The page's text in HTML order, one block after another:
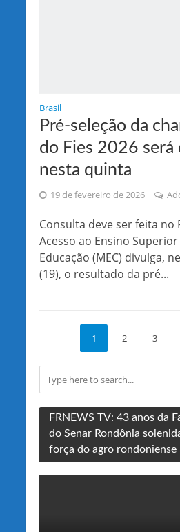
Brasil
Pré-seleção da
do Fies 2026 será
nesta quinta
19 de fevereiro de 2026
Consulta deve ser feita no
Acesso ao Ensino
Educação (MEC) divulga,
(19), o resultado da pré...
1 2 3
FRNEWS TV: 43 anos da
do Senar Rondônia
força do agro rondoniense